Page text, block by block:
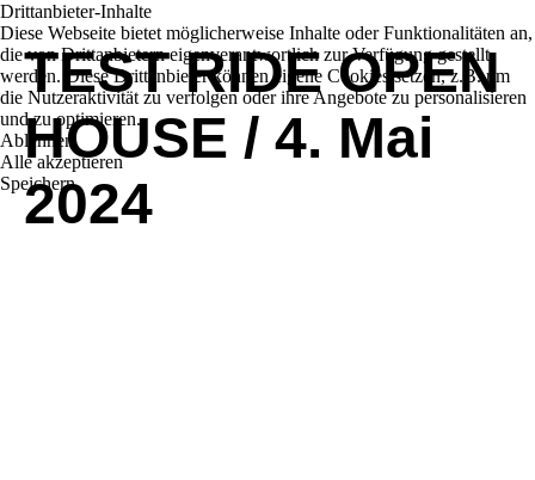
TEST RIDE OPEN
HOUSE / 4. Mai
2024
Drittanbieter-Inhalte
Diese Webseite bietet möglicherweise Inhalte oder Funktionalitäten an,
die von Drittanbietern eigenverantwortlich zur Verfügung gestellt
werden. Diese Drittanbieter können eigene Cookies setzen, z.B. um
die Nutzeraktivität zu verfolgen oder ihre Angebote zu personalisieren
und zu optimieren.
Ablehnen
Alle akzeptieren
Speichern